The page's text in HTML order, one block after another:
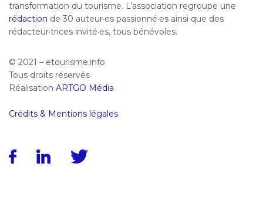
transformation du tourisme. L’association regroupe une
rédaction de 30 auteur·es passionné·es ainsi que des
rédacteur·trices invité·es, tous bénévoles.
© 2021 – etourisme.info
Tous droits réservés
Réalisation ARTGO Média
Crédits & Mentions légales